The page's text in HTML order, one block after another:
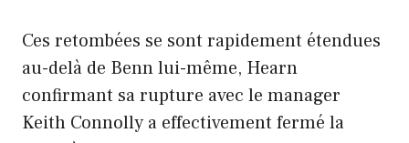
Ces retombées se sont rapidement étendues
au-delà de Benn lui-même, Hearn
confirmant sa rupture avec le manager
Keith Connolly a effectivement fermé la